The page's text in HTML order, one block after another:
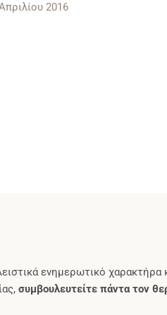
2016
ενημερωτικό χαρακτήρα
συμβουλευτείτε πάντα τον